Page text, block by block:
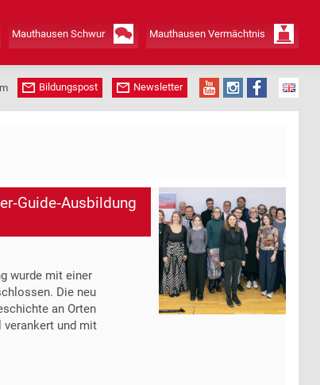
Mauthausen Schwur Mauthausen Vermächtnis
Bildungspost Newsletter
wurde mit einer
Die neu
an Orten
verankert und mit